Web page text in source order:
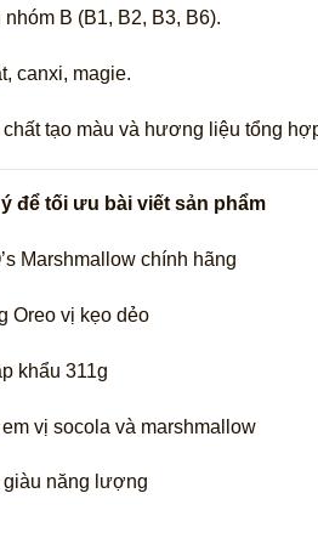
B (B1, B2, B3, B6).
canxi, magie.
tạo màu và hương liệu tổng
để tối ưu bài viết sản phẩm
Marshmallow chính hãng
Oreo vị kẹo dẻo
khẩu 311g
vị socola và marshmallow
năng lượng